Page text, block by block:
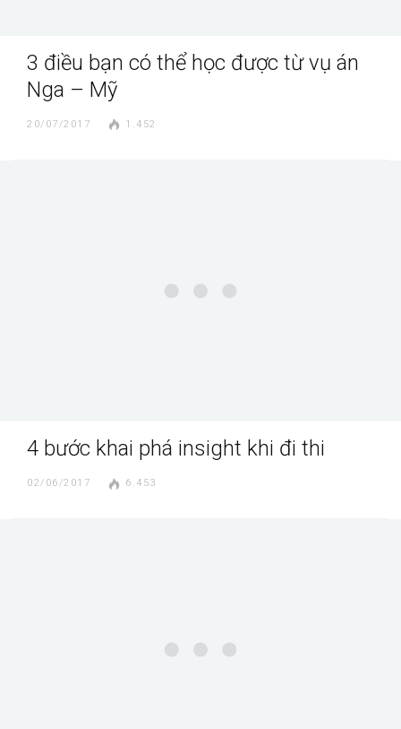
3 điều bạn có thể học được từ vụ án
Nga – Mỹ
20/07/2017 1.452
4 bước khai phá insight khi đi thi
02/06/2017 6.453